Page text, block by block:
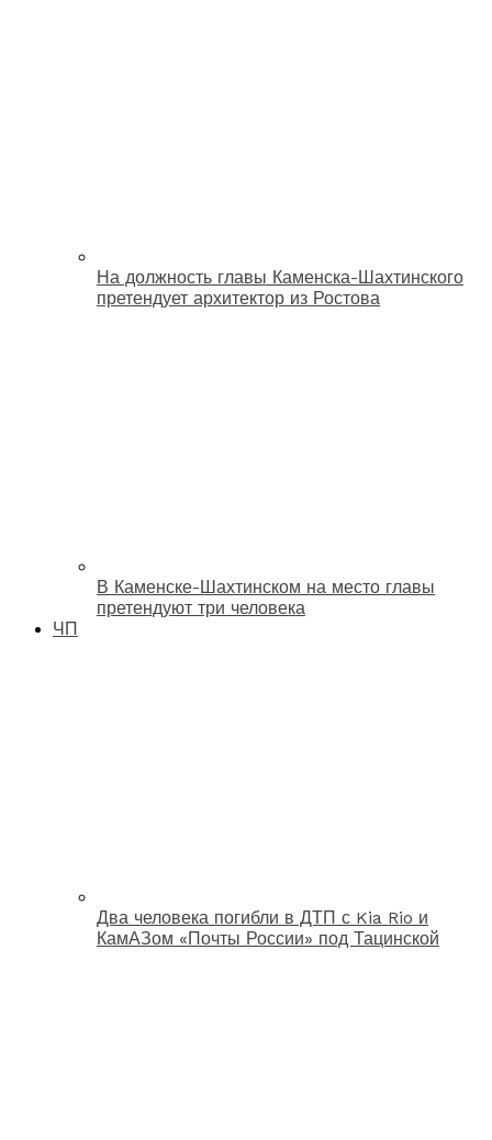
На должность главы Каменска-Шахтинского
претендует архитектор из Ростова
В Каменске-Шахтинском на место главы
претендуют три человека
ЧП
Два человека погибли в ДТП с Kia Rio и
КамАЗом «Почты России» под Тацинской